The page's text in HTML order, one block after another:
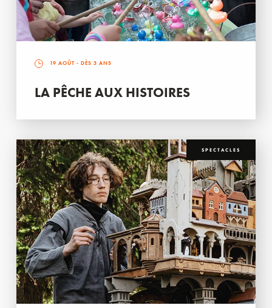
19 AOÛT - DÈS 3 ANS
LA PÊCHE AUX HISTOIRES
SPECTACLES